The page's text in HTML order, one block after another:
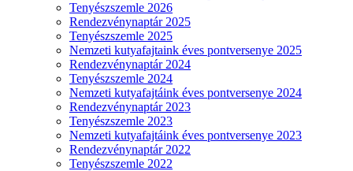
Tenyészszemle 2026
Rendezvénynaptár 2025
Tenyészszemle 2025
Nemzeti kutyafajtaink éves pontversenye 2025
Rendezvénynaptár 2024
Tenyészszemle 2024
Nemzeti kutyafajtáink éves pontversenye 2024
Rendezvénynaptár 2023
Tenyészszemle 2023
Nemzeti kutyafajtáink éves pontversenye 2023
Rendezvénynaptár 2022
Tenyészszemle 2022